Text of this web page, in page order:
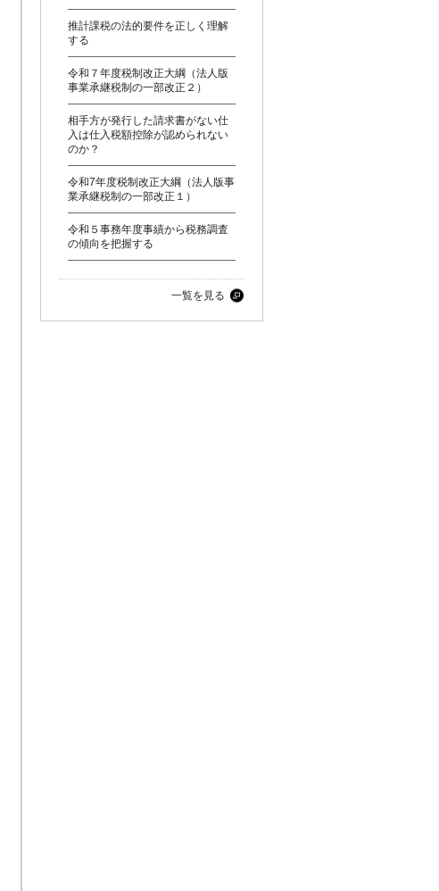
推計課税の法的要件を正しく理解
する
令和７年度税制改正大綱（法人版
事業承継税制の一部改正２）
相手方が発行した請求書がない仕
入は仕入税額控除が認められない
のか？
令和7年度税制改正大綱（法人版事
業承継税制の一部改正１）
令和５事務年度事績から税務調査
の傾向を把握する
一覧を見る